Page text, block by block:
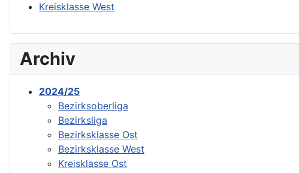
Kreisklasse West
Archiv
2024/25
Bezirksoberliga
Bezirksliga
Bezirksklasse Ost
Bezirksklasse West
Kreisklasse Ost